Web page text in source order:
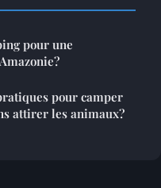
pour une
pour camper
attirer les animaux?